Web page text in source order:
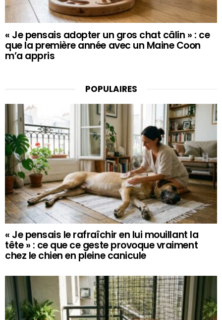
« Je pensais adopter un gros chat câlin » : ce
que la première année avec un Maine Coon
m’a appris
POPULAIRES
« Je pensais le rafraîchir en lui mouillant la
tête » : ce que ce geste provoque vraiment
chez le chien en pleine canicule